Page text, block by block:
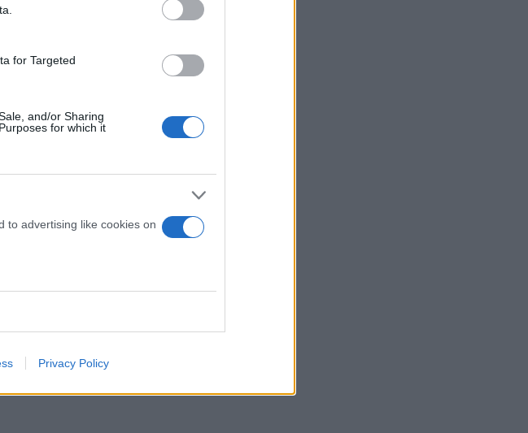
for Targeted
and/or Sharing
for which it
to advertising like cookies on
Privacy Policy
τιμές στα ύψη.
περισσότερο ως ψυχολογικό